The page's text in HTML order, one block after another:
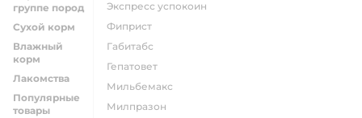
группе пород
Сухой корм
Влажный
корм
Лакомства
Популярные
товары
экспресс успокоин
фиприст
габитабс
гепатовет
мильбемакс
милпразон